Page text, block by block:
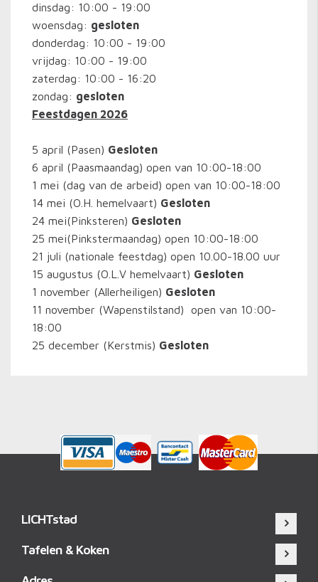
dinsdag: 10:00 - 19:00
woensdag: gesloten
donderdag: 10:00 - 19:00
vrijdag: 10:00 - 19:00
zaterdag: 10:00 - 16:20
zondag: gesloten
Feestdagen 2026
5 april (Pasen) Gesloten
6 april (Paasmaandag) open van 10:00-18:00
1 mei (dag van de arbeid) open van 10:00-18:00
14 mei (O.H. hemelvaart) Gesloten
24 mei(Pinksteren) Gesloten
25 mei(Pinkstermaandag) open 10:00-18:00
21 juli (nationale feestdag) open 10.00-18.00 uur
15 augustus (O.L.V hemelvaart) Gesloten
1 november (Allerheiligen) Gesloten
11 november (Wapenstilstand) open van 10:00-
18:00
25 december (Kerstmis) Gesloten
LICHTstad
Tafelen & Koken